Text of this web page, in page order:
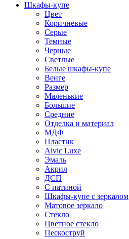
Шкафы-купе
Цвет
Коричневые
Серые
Темные
Черные
Светлые
Белые шкафы-купе
Венге
Размер
Маленькие
Большие
Средние
Отделка и материал
МДФ
Пластик
Alvic Luxe
Эмаль
Акрил
ДСП
С патиной
Шкафы-купе с зеркалом
Матовое зеркало
Стекло
Цветное стекло
Пескоструй